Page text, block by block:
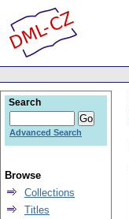
Search
Advanced Search
Browse
Collections
Titles